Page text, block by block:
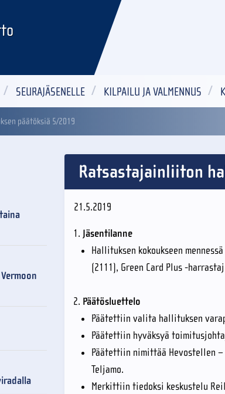
SEURAJÄSENELLE KILPAILU JA VALMENNUS
päätöksiä 5/2019
Ratsastajainliiton
21.5.2019
Jäsentilanne
Hallituksen kokoukseen
(2111), Green Card Plus -
Päätösluettelo
Päätettiin valita hallituksen
Päätettiin hyväksyä
Päätettiin nimittää Hevostellen –
Teljamo.
Merkittiin tiedoksi keskustelu